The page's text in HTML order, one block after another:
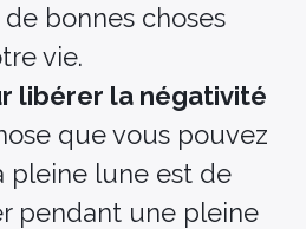
bonnes choses
vie.
libérer la négativité
que vous pouvez
pleine lune est de
pendant une pleine